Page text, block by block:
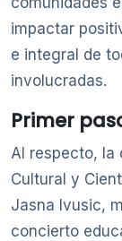
impactar
e integral de
involucradas.
Primer
Al respecto, la
Cultural y
Jasna Ivusic,
concierto